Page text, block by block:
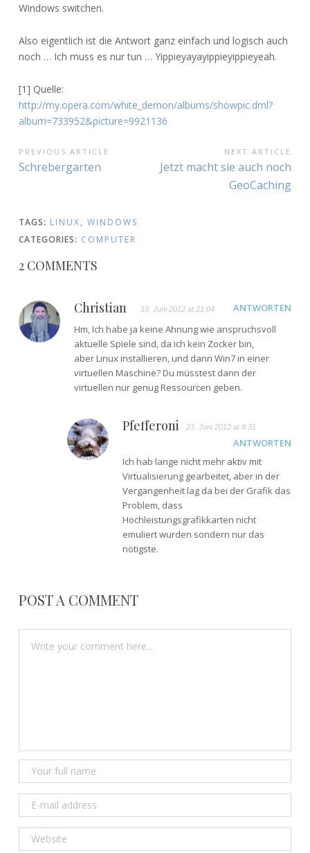
Windows switchen.
Also eigentlich ist die Antwort ganz einfach und logisch auch
noch … Ich muss es nur tun … Yippieyayayippieyippieyeah.
[1] Quelle:
http://my.opera.com/white_demon/albums/showpic.dml?
album=733952&picture=9921136
BEITRAGSNAVIGATION
PREVIOUS ARTICLE
Previous
Schrebergarten
NEXT ARTICLE
Next
Jetzt macht sie auch noch
GeoCaching
TAGS: LINUX, WINDOWS
CATEGORIES: COMPUTER
2 COMMENTS
Christian 18. Juni 2012 at 21:04
ANTWORTEN
Hm, Ich habe ja keine Ahnung wie anspruchsvoll
aktuelle Spiele sind, da ich kein Zocker bin,
aber Linux installieren, und dann Win7 in einer
virtuellen Maschine? Du müsstest dann der
virtuellen nur genug Ressourcen geben.
Pfefferoni 23. Juni 2012 at 8:31
ANTWORTEN
Ich hab lange nicht mehr aktiv mit
Virtualisierung gearbeitet, aber in der
Vergangenheit lag da bei der Grafik das
Problem, dass
Hochleistungsgrafikkarten nicht
emuliert wurden sondern nur das
nötigste.
POST A COMMENT